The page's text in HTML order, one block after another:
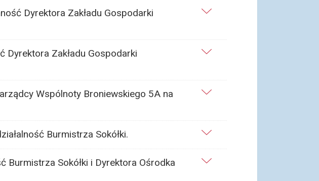
Dyrektora Zakładu Gospodarki
Dyrektora Zakładu Gospodarki
Wspólnoty Broniewskiego 5A na
Burmistrza Sokółki.
Burmistrza Sokółki i Dyrektora Ośrodka